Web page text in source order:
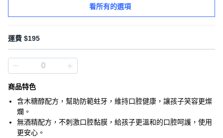
看所有的選項
運費 $195
商品特色
含木糖醇配方，幫助防範蛀牙，維持口腔健康，讓孩子笑容更燦
爛。
無酒精配方，不刺激口腔黏膜，給孩子更溫和的口腔呵護，使用
更安心。